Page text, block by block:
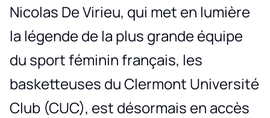
Nicolas De Virieu, qui met en lumière
la légende de la plus grande équipe
du sport féminin français, les
basketteuses du Clermont Université
Club (CUC), est désormais en accès